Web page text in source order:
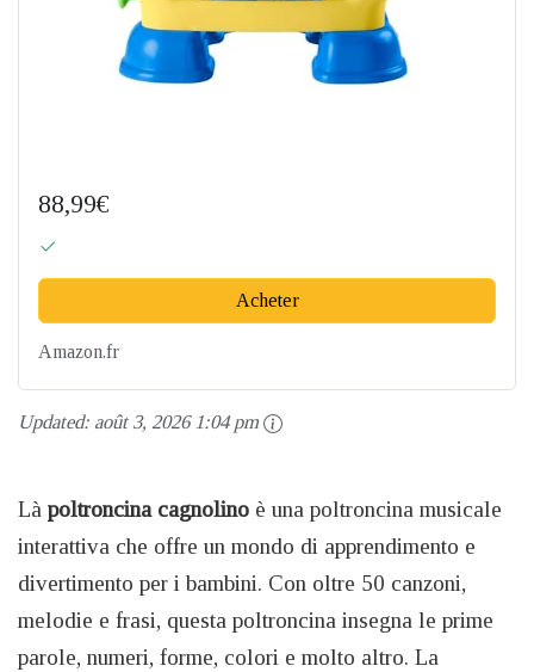
88,99€
Acheter
Amazon.fr
Updated: août 3, 2026 1:04 pm
Là poltroncina cagnolino è una poltroncina musicale
interattiva che offre un mondo di apprendimento e
divertimento per i bambini. Con oltre 50 canzoni,
melodie e frasi, questa poltroncina insegna le prime
parole, numeri, forme, colori e molto altro. La